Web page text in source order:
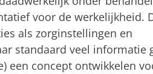
voor de werkelijkheid.
als zorginstellingen en
standaard veel informatie
een concept ontwikkelen